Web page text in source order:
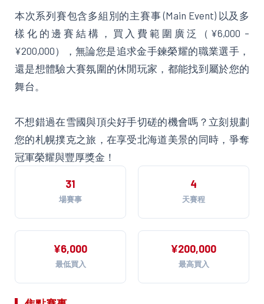
本次系列賽包含多組別的主賽事 (Main Event) 以及多
樣化的邊賽結構，買入費範圍廣泛（¥6,000 –
¥200,000），無論您是追求金手鍊榮耀的職業選手，
還是想體驗大賽氛圍的休閒玩家，都能找到屬於您的
舞台。
不想錯過在雪國與頂尖好手切磋的機會嗎？立刻規劃
您的札幌撲克之旅，在享受北海道美景的同時，爭奪
冠軍榮耀與豐厚獎金！
31
場賽事
4
天賽程
¥6,000
最低買入
¥200,000
最高買入